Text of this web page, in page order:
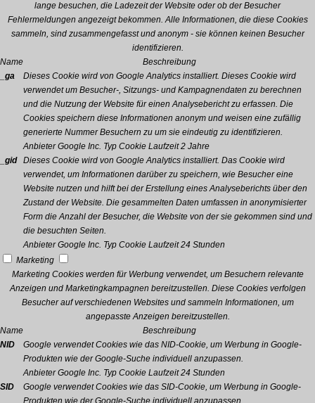
lange besuchen, die Ladezeit der Website oder ob der Besucher
Fehlermeldungen angezeigt bekommen. Alle Informationen, die diese Cookies
sammeln, sind zusammengefasst und anonym - sie können keinen Besucher
identifizieren.
Name
Beschreibung
_ga
Dieses Cookie wird von Google Analytics installiert. Dieses Cookie wird
verwendet um Besucher-, Sitzungs- und Kampagnendaten zu berechnen
und die Nutzung der Website für einen Analysebericht zu erfassen. Die
Cookies speichern diese Informationen anonym und weisen eine zufällig
generierte Nummer Besuchern zu um sie eindeutig zu identifizieren.
Anbieter Google Inc. Typ Cookie Laufzeit 2 Jahre
_gid
Dieses Cookie wird von Google Analytics installiert. Das Cookie wird
verwendet, um Informationen darüber zu speichern, wie Besucher eine
Website nutzen und hilft bei der Erstellung eines Analyseberichts über den
Zustand der Website. Die gesammelten Daten umfassen in anonymisierter
Form die Anzahl der Besucher, die Website von der sie gekommen sind und
die besuchten Seiten.
Anbieter Google Inc. Typ Cookie Laufzeit 24 Stunden
Marketing
Marketing Cookies werden für Werbung verwendet, um Besuchern relevante
Anzeigen und Marketingkampagnen bereitzustellen. Diese Cookies verfolgen
Besucher auf verschiedenen Websites und sammeln Informationen, um
angepasste Anzeigen bereitzustellen.
Name
Beschreibung
NID
Google verwendet Cookies wie das NID-Cookie, um Werbung in Google-
Produkten wie der Google-Suche individuell anzupassen.
Anbieter Google Inc. Typ Cookie Laufzeit 24 Stunden
SID
Google verwendet Cookies wie das SID-Cookie, um Werbung in Google-
Produkten wie der Google-Suche individuell anzupassen.